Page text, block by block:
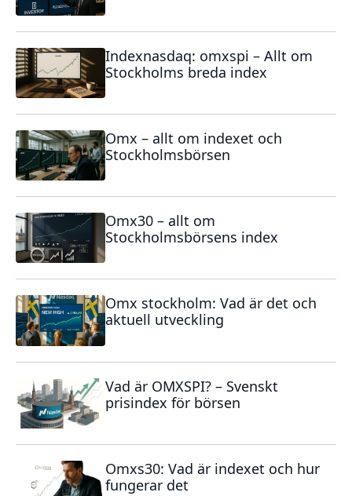
Indexnasdaq: omxspi – Allt om
Stockholms breda index
Omx – allt om indexet och
Stockholmsbörsen
Omx30 – allt om
Stockholmsbörsens index
Omx stockholm: Vad är det och
aktuell utveckling
Vad är OMXSPI? – Svenskt
prisindex för börsen
Omxs30: Vad är indexet och hur
fungerar det